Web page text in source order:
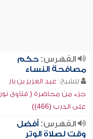
الفهرس:حكم
مصافحة النساء
للشيخ: عبد العزيز بن باز
جزء من محاضرة ( فتاوى نور
على الدرب (466))
الفهرس:أفضل
وقت لصلاة الوتر